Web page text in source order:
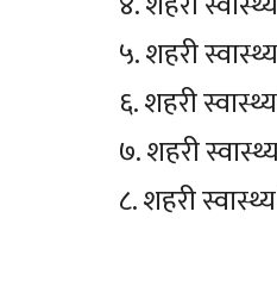
५. शहरी
६. शहरी
७. शहरी
८. शहरी